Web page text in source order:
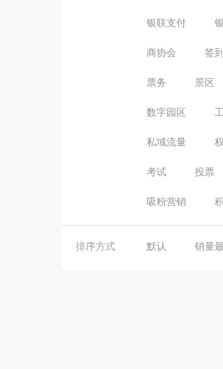
银联支付
商协会 签到
票务 景区
数字园区
私域流量
考试 投票
吸粉营销
排序方式 默认 销量